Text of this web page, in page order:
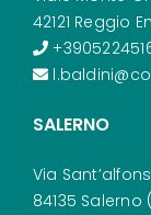
42121 Reggio
SALERNO
Via
84135 Salerno